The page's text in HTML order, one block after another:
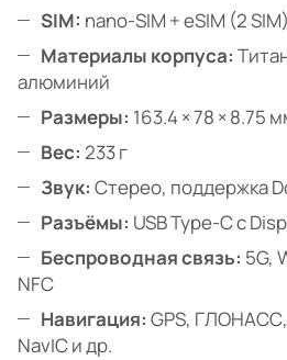
SIM: nano-SIM + eSIM (2 SIM)
Материалы корпуса:
алюминий
Размеры: 163.4 × 78 × 8.75
Вес: 233 г
Звук: Стерео, поддержка
Разъёмы: USB Type-C с
Беспроводная связь: 5G,
NFC
Навигация: GPS, ГЛОНАСС,
NavIC и др.